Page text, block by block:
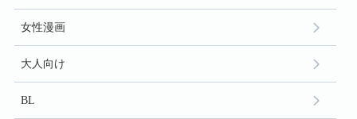
女性漫画
大人向け
BL